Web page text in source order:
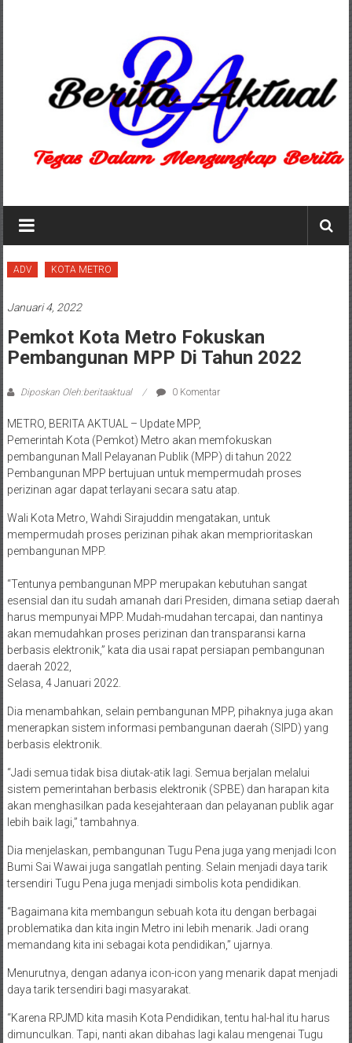
Berita
Aktual
berita
terpercaya
ADV KOTA METRO
Januari 4, 2022
Pemkot Kota Metro Fokuskan
Pembangunan MPP Di Tahun 2022
Diposkan Oleh:beritaaktual 0 Komentar
METRO, BERITA AKTUAL – Update MPP,
Pemerintah Kota (Pemkot) Metro akan memfokuskan
pembangunan Mall Pelayanan Publik (MPP) di tahun 2022
Pembangunan MPP bertujuan untuk mempermudah proses
perizinan agar dapat terlayani secara satu atap.
Wali Kota Metro, Wahdi Sirajuddin mengatakan, untuk
mempermudah proses perizinan pihak akan memprioritaskan
pembangunan MPP.
“Tentunya pembangunan MPP merupakan kebutuhan sangat
esensial dan itu sudah amanah dari Presiden, dimana setiap daerah
harus mempunyai MPP. Mudah-mudahan tercapai, dan nantinya
akan memudahkan proses perizinan dan transparansi karna
berbasis elektronik,” kata dia usai rapat persiapan pembangunan
daerah 2022,
Selasa, 4 Januari 2022.
Dia menambahkan, selain pembangunan MPP, pihaknya juga akan
menerapkan sistem informasi pembangunan daerah (SIPD) yang
berbasis elektronik.
“Jadi semua tidak bisa diutak-atik lagi. Semua berjalan melalui
sistem pemerintahan berbasis elektronik (SPBE) dan harapan kita
akan menghasilkan pada kesejahteraan dan pelayanan publik agar
lebih baik lagi,” tambahnya.
Dia menjelaskan, pembangunan Tugu Pena juga yang menjadi Icon
Bumi Sai Wawai juga sangatlah penting. Selain menjadi daya tarik
tersendiri Tugu Pena juga menjadi simbolis kota pendidikan.
“Bagaimana kita membangun sebuah kota itu dengan berbagai
problematika dan kita ingin Metro ini lebih menarik. Jadi orang
memandang kita ini sebagai kota pendidikan,” ujarnya.
Menurutnya, dengan adanya icon-icon yang menarik dapat menjadi
daya tarik tersendiri bagi masyarakat.
“Karena RPJMD kita masih Kota Pendidikan, tentu hal-hal itu harus
dimunculkan. Tapi, nanti akan dibahas lagi kalau mengenai Tugu